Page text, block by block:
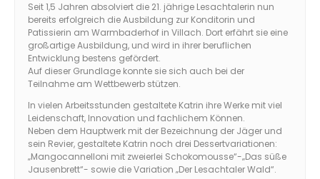
Seit 1,5 Jahren absolviert die 21. jährige Lesachtalerin nun
bereits erfolgreich die Ausbildung zur Konditorin und
Patissierin am Warmbaderhof in Villach. Dort erfährt sie eine
großartige Ausbildung, und wird in ihrer beruflichen
Entwicklung bestens gefördert.
Auf dieser Grundlage konnte sie sich auch bei der
Teilnahme am Wettbewerb stützen.
In vielen Arbeitsstunden gestaltete Katrin ihre Werke mit viel
Leidenschaft, Innovation und fachlichem Können.
Neben dem Hauptwerk mit der Bezeichnung der Jäger und
sein Revier, gestaltete Katrin noch drei Dessertvariationen:
„Mangocannelloni mit zweierlei Schokomousse“-„Das süße
Jausenbrett“- sowie die Variation „Der Lesachtaler Wald“.